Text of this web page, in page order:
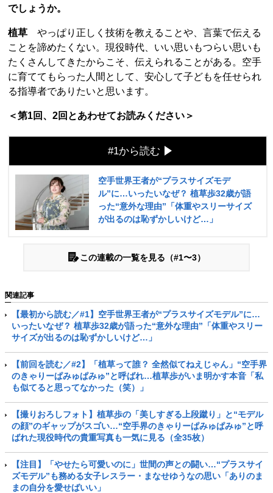
でしょうか。
植草 やっぱり正しく技術を教えることや、言葉で伝える
ことを諦めたくない。現役時代、いい思いもつらい思いも
たくさんしてきたからこそ、伝えられることがある。空手
に育ててもらった人間として、安心して子どもを任せられ
る指導者でありたいと思います。
＜第1回、2回とあわせてお読みください＞
#1から読む
空手世界王者が“プラスサイズモデ
ル”に…いったいなぜ？ 植草歩32歳が語
った“意外な理由”「体重やスリーサイズ
が出るのは恥ずかしいけど…」
この連載の一覧を見る（#1〜3）
関連記事
【最初から読む／#1】空手世界王者が“プラスサイズモデル”に…
いったいなぜ？ 植草歩32歳が語った“意外な理由”「体重やスリー
サイズが出るのは恥ずかしいけど…」
【前回を読む／#2】「植草って誰？ 全然似てねえじゃん」“空手界
のきゃりーぱみゅぱみゅ”と呼ばれ…植草歩がいま明かす本音「私
も似てると思ってなかった（笑）」
【撮りおろしフォト】植草歩の「美しすぎる上段蹴り」と“モデル
の顔”のギャップがスゴい…“空手界のきゃりーぱみゅぱみゅ”と呼
ばれた現役時代の貴重写真も一気に見る（全35枚）
【注目】「やせたら可愛いのに」世間の声との闘い…“プラスサイ
ズモデル”も務める女子レスラー・まなせゆうなの思い「ありのま
まの自分を愛せばいい」